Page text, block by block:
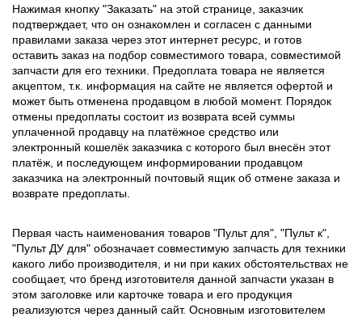
Нажимая кнопку "Заказать" на этой странице, заказчик
подтверждает, что он ознакомлен и согласен с данными
правилами заказа через этот интернет ресурс, и готов
оставить заказ на подбор совместимого товара, совместимой
запчасти для его техники. Предоплата товара не является
акцептом, т.к. информация на сайте не является офертой и
может быть отменена продавцом в любой момент. Порядок
отмены предоплаты состоит из возврата всей суммы
уплаченной продавцу на платёжное средство или
электронный кошелёк заказчика с которого был внесён этот
платёж, и последующем информировании продавцом
заказчика на электронный почтовый ящик об отмене заказа и
возврате предоплаты.
Первая часть наименования товаров "Пульт для", "Пульт к",
"Пульт ДУ для" обозначает совместимую запчасть для техники
какого либо производителя, и ни при каких обстоятельствах не
сообщает, что бренд изготовителя данной запчасти указан в
этом заголовке или карточке товара и его продукция
реализуются через данный сайт. Основным изготовителем